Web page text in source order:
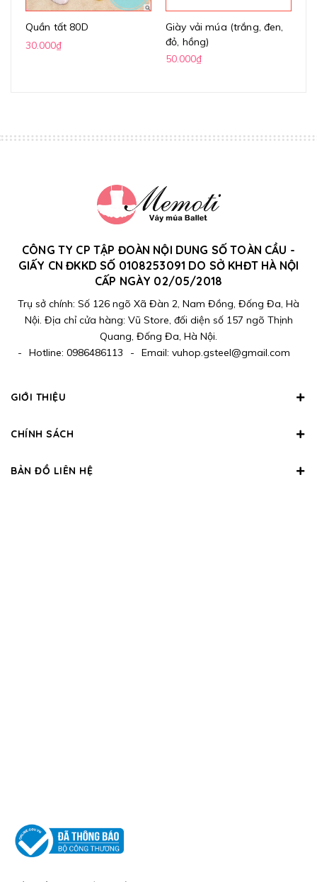
Quần tất 80D
30.000₫
Giày vải múa (trắng, đen,
đỏ, hồng)
50.000₫
CÔNG TY CP TẬP ĐOÀN NỘI DUNG SỐ TOÀN CẦU -
GIẤY CN ĐKKD SỐ 0108253091 DO SỞ KHĐT HÀ NỘI
CẤP NGÀY 02/05/2018
Trụ sở chính: Số 126 ngõ Xã Đàn 2, Nam Đồng, Đống Đa, Hà
Nội. Địa chỉ cửa hàng: Vũ Store, đối diện số 157 ngõ Thịnh
Quang, Đống Đa, Hà Nội.
-
Hotline: 0986486113 - Email: vuhop.gsteel@gmail.com
GIỚI THIỆU
CHÍNH SÁCH
BẢN ĐỒ LIÊN HỆ